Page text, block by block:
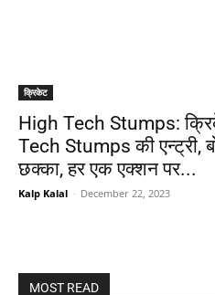
क्रिकेट
High Tech Stumps:
Tech Stumps की एन्ट्री,
छक्का, हर एक एक्शन पर...
Kalp Kalal - December 22, 2023
MOST READ